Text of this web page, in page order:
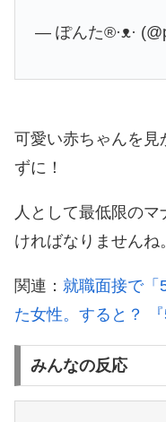
— ぽんた®︎·ᴥ·
可愛い赤ちゃんを
ずに！
人として最低限の
ければなりませんね。
関連： 就職面接で「
た女性。すると？
みんなの反応